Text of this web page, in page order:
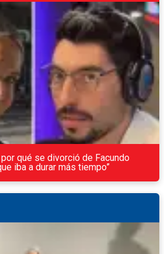
qué se divorció de Facundo
iba a durar más tiempo”